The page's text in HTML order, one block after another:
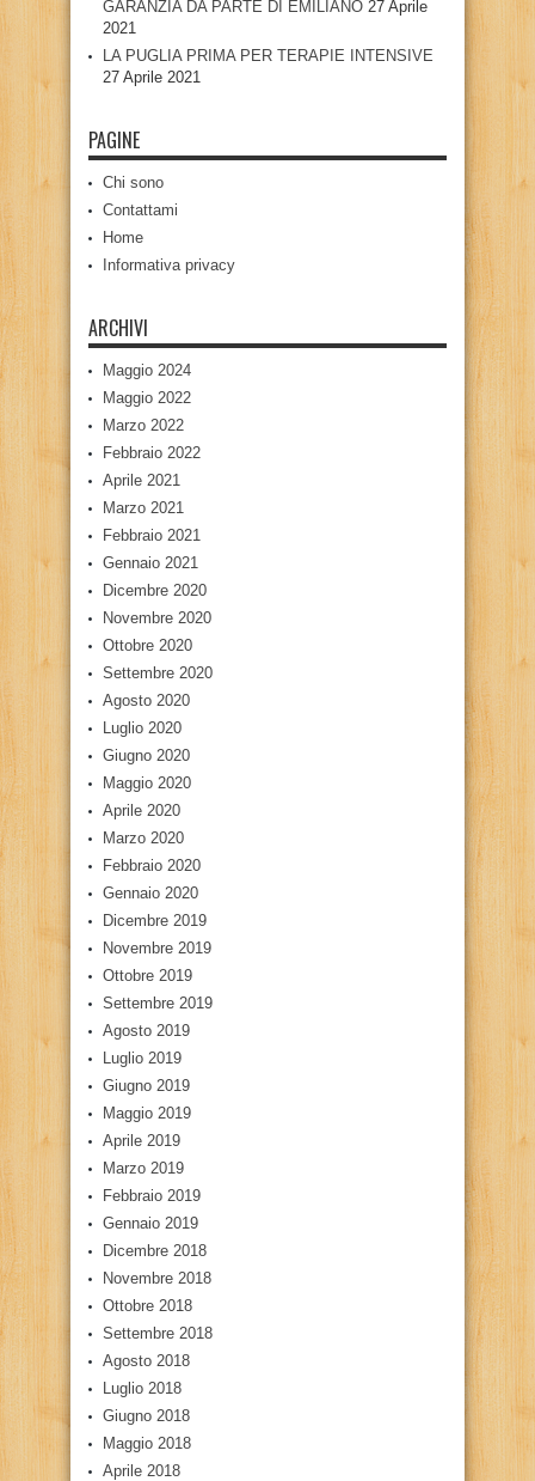
GARANZIA DA PARTE DI EMILIANO 27 Aprile
2021
LA PUGLIA PRIMA PER TERAPIE INTENSIVE
27 Aprile 2021
PAGINE
Chi sono
Contattami
Home
Informativa privacy
ARCHIVI
Maggio 2024
Maggio 2022
Marzo 2022
Febbraio 2022
Aprile 2021
Marzo 2021
Febbraio 2021
Gennaio 2021
Dicembre 2020
Novembre 2020
Ottobre 2020
Settembre 2020
Agosto 2020
Luglio 2020
Giugno 2020
Maggio 2020
Aprile 2020
Marzo 2020
Febbraio 2020
Gennaio 2020
Dicembre 2019
Novembre 2019
Ottobre 2019
Settembre 2019
Agosto 2019
Luglio 2019
Giugno 2019
Maggio 2019
Aprile 2019
Marzo 2019
Febbraio 2019
Gennaio 2019
Dicembre 2018
Novembre 2018
Ottobre 2018
Settembre 2018
Agosto 2018
Luglio 2018
Giugno 2018
Maggio 2018
Aprile 2018